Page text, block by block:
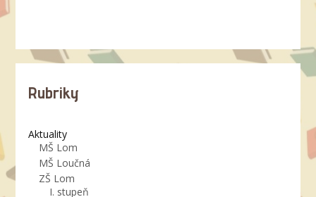
Rubriky
Aktuality
MŠ Lom
MŠ Loučná
ZŠ Lom
I. stupeň